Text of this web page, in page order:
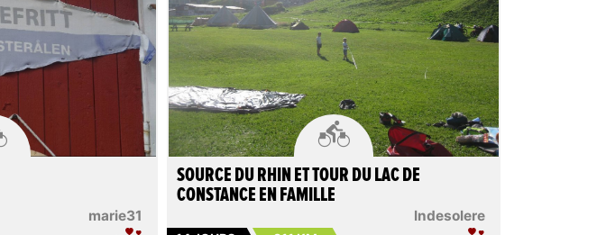
marie31

lndesolere
SOURCE DU RHIN ET TOUR DU LAC DE
CONSTANCE EN FAMILLE